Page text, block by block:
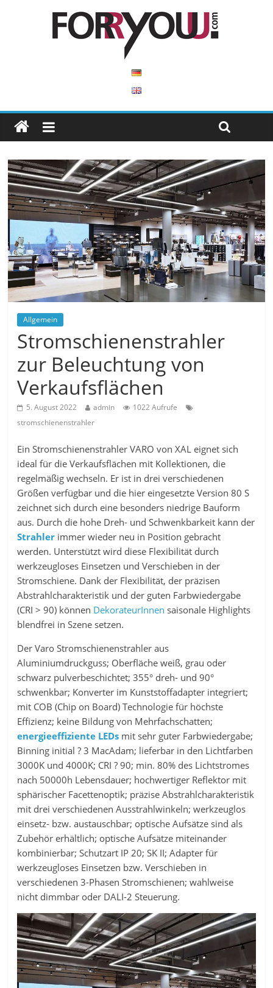
Allgemein
Stromschienenstrahler
zur Beleuchtung von
Verkaufsflächen
5. August 2022 admin
1022 Aufrufe
stromschienenstrahler
Ein Stromschienenstrahler VARO von XAL eignet sich
ideal für die Verkaufsflächen mit Kollektionen, die
regelmäßig wechseln. Er ist in drei verschiedenen
Größen verfügbar und die hier eingesetzte Version 80 S
zeichnet sich durch eine besonders niedrige Bauform
aus. Durch die hohe Dreh- und Schwenkbarkeit kann der
Strahler immer wieder neu in Position gebracht
werden. Unterstützt wird diese Flexibilität durch
werkzeugloses Einsetzen und Verschieben in der
Stromschiene. Dank der Flexibilität, der präzisen
Abstrahlcharakteristik und der guten Farbwiedergabe
(CRI > 90) können DekorateurInnen saisonale Highlights
blendfrei in Szene setzen.
Der Varo Stromschienenstrahler aus
Aluminiumdruckguss; Oberfläche weiß, grau oder
schwarz pulverbeschichtet; 355° dreh- und 90°
schwenkbar; Konverter im Kunststoffadapter integriert;
mit COB (Chip on Board) Technologie für höchste
Effizienz; keine Bildung von Mehrfachschatten;
energieeffiziente LEDs mit sehr guter Farbwiedergabe;
Binning initial ? 3 MacAdam; lieferbar in den Lichtfarben
3000K und 4000K; CRI ? 90; min. 80% des Lichtstromes
nach 50000h Lebensdauer; hochwertiger Reflektor mit
sphärischer Facettenoptik; präzise Abstrahlcharakteristik
mit drei verschiedenen Ausstrahlwinkeln; werkzeuglos
einsetz- bzw. austauschbar; optische Aufsätze sind als
Zubehör erhältlich; optische Aufsätze miteinander
kombinierbar; Schutzart IP 20; SK II; Adapter für
werkzeugloses Einsetzen bzw. Verschieben in
verschiedenen 3-Phasen Stromschienen; wahlweise
nicht dimmbar oder DALI-2 Steuerung.